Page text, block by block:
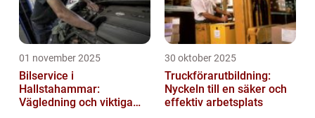
01 november 2025
Bilservice i
Hallstahammar:
Vägledning och viktiga
30 oktober 2025
Truckförarutbildning:
Nyckeln till en säker och
effektiv arbetsplats